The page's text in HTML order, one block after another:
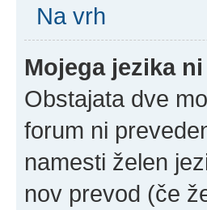
Na vrh
Mojega jezika
Obstajata dve
forum ni
namesti želen
nov prevod (če